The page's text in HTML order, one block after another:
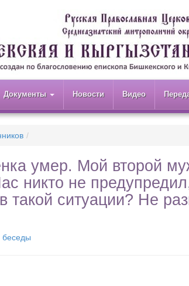
Документы Новости Видео
умер. Мой второй
никто не
такой ситуации? Не
беседы